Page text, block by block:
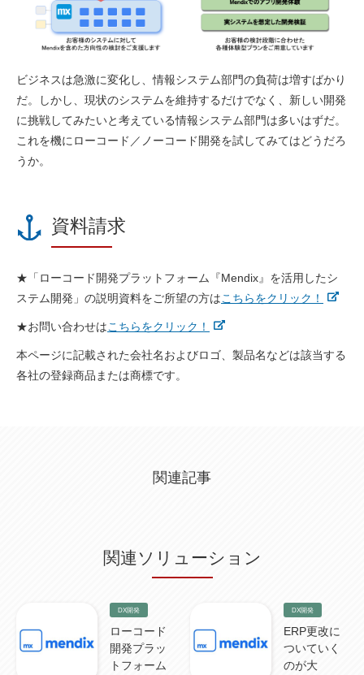
ビジネスは急激に変化し、情報システム部門の負荷は増すばかり
だ。しかし、現状のシステムを維持するだけでなく、新しい開発
に挑戦してみたいと考えている情報システム部門は多いはずだ。
これを機にローコード／ノーコード開発を試してみてはどうだろ
うか。
資料請求
★ 「ローコード開発プラットフォーム『Mendix』を活用したシ
ステム開発」の説明資料をご所望の方はこちらをクリック！
★お問い合わせはこちらをクリック！
本ページに記載された会社名およびロゴ、製品名などは該当する
各社の登録商品または商標です。
関連記事
関連ソリューション
DX開発
ローコード
開発プラッ
トフォーム
DX開発
ERP更改に
ついていく
のが大